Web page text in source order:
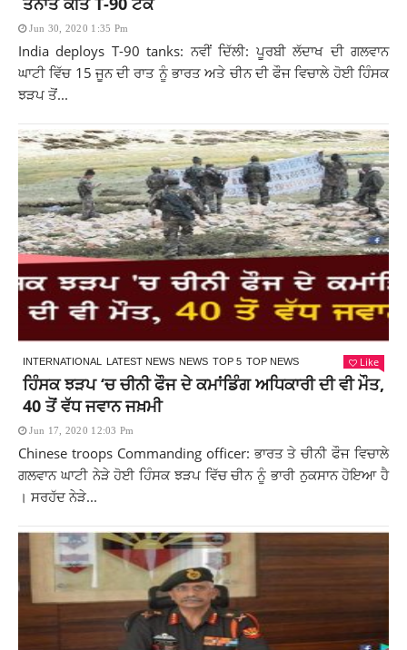
Jun 30, 2020 1:35 Pm
India deploys T-90 tanks: ਨਵੀਂ ਦਿੱਲੀ: ਪੂਰਬੀ ਲੱਦਾਖ ਦੀ ਗਲਵਾਨ
ਘਾਟੀ ਵਿੱਚ 15 ਜੂਨ ਦੀ ਰਾਤ ਨੂੰ ਭਾਰਤ ਅਤੇ ਚੀਨ ਦੀ ਫੌਜ ਵਿਚਾਲੇ ਹੋਈ ਹਿੰਸਕ
ਝੜਪ ਤੋਂ...
INTERNATIONAL LATEST NEWS NEWS TOP 5 TOP NEWS Like
ਹਿੰਸਕ ਝੜਪ ‘ਚ ਚੀਨੀ ਫੌਜ ਦੇ ਕਮਾਂਡਿੰਗ ਅਧਿਕਾਰੀ ਦੀ ਵੀ ਮੌਤ,
40 ਤੋਂ ਵੱਧ ਜਵਾਨ ਜਖ਼ਮੀ
Jun 17, 2020 12:03 Pm
Chinese troops Commanding officer: ਭਾਰਤ ਤੇ ਚੀਨੀ ਫੌਜ ਵਿਚਾਲੇ
ਗਲਵਾਨ ਘਾਟੀ ਨੇੜੇ ਹੋਈ ਹਿੰਸਕ ਝੜਪ ਵਿੱਚ ਚੀਨ ਨੂੰ ਭਾਰੀ ਨੁਕਸਾਨ ਹੋਇਆ ਹੈ
। ਸਰਹੱਦ ਨੇੜੇ...